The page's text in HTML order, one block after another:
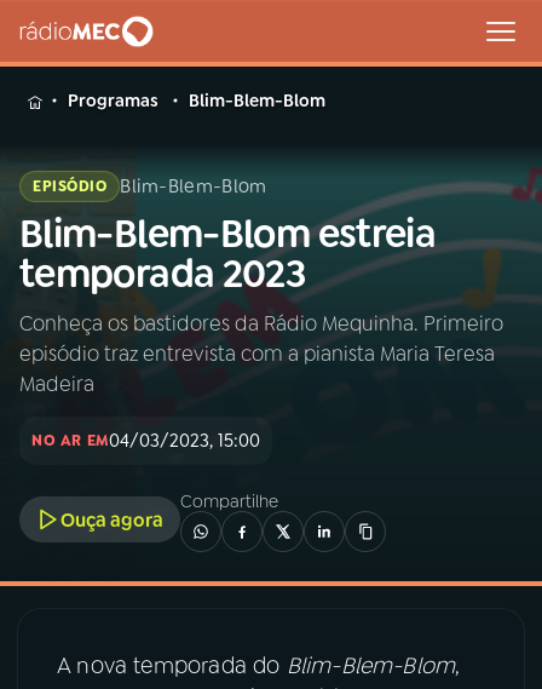
MENU
Buscar
na
Rádio
MEC
Buscar
Início AO VIVO
01INÍCIO
02A RÁDIO
04 PROGRAMAS
Programas Blim-Blem-Blom
EPISÓDIO Blim-Blem-Blom
Blim-Blem-Blom estreia
temporada 2023
Conheça os bastidores da Rádio Mequinha. Primeiro
episódio traz entrevista com a pianista Maria Teresa
Madeira
NO AR EM04/03/2023, 15:00
Ouça agora
Compartilhe
A nova temporada do Blim-Blem-Blom,